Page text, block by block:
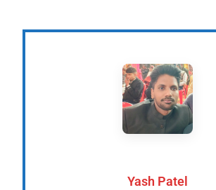
Yash Patel